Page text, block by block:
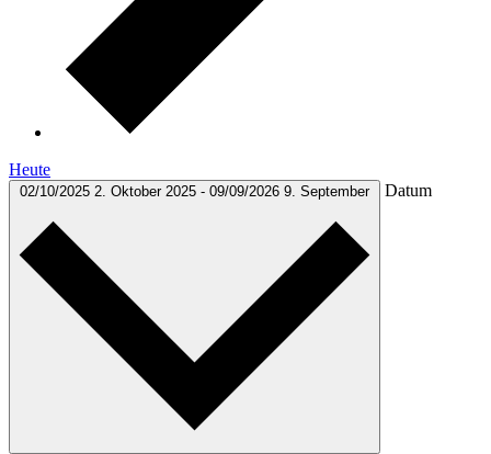
Heute
02/10/2025 2. Oktober 2025 - 09/09/2026 9. September Datum